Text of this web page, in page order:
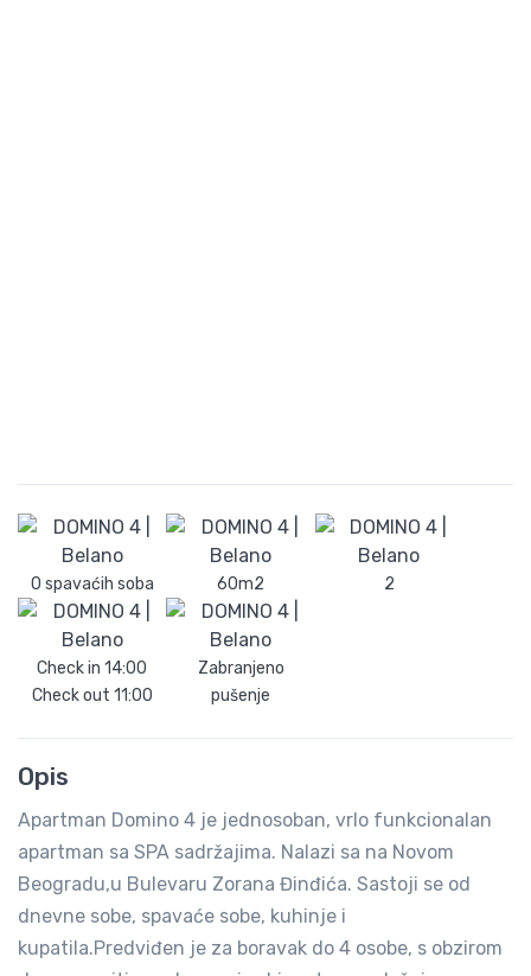
0 spavaćih soba 60m2 2
Check in14:00
Check out 11:00
Zabranjeno
pušenje
Opis
Apartman Domino 4 je jednosoban, vrlo funkcionalan
apartman sa SPA sadržajima. Nalazi sa na Novom
Beogradu,u Bulevaru Zorana Đinđića. Sastoji se od
dnevne sobe, spavaće sobe, kuhinje i
kupatila.Predviđen je za boravak do 4 osobe, s obzirom